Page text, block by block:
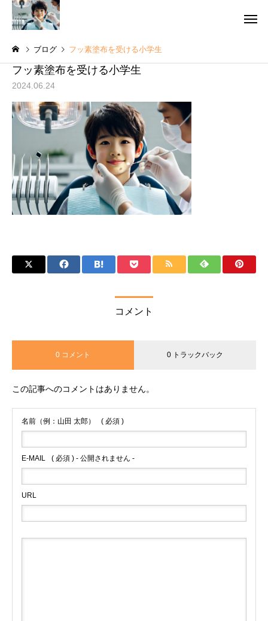
虫歯治療
審美歯科
院長コラム
訪問歯科診療で生活の質
【QOL】を高めよう！
インプラント手術の後
つも通りでいいの？術
術後の過ごし方
ブログ フッ素塗布を受ける小学生
フッ素塗布を受ける小学生
2024.06.24
コメント
0 コメント 0 トラックバック
この記事へのコメントはありません。
名前（例：山田 太郎） ( 必須 )
E-MAIL ( 必須 ) - 公開されません -
URL